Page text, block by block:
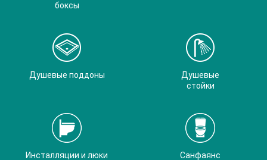
боксы
Душевые поддоны
Душевые
стойки
Инсталляции и люки Санфаянс